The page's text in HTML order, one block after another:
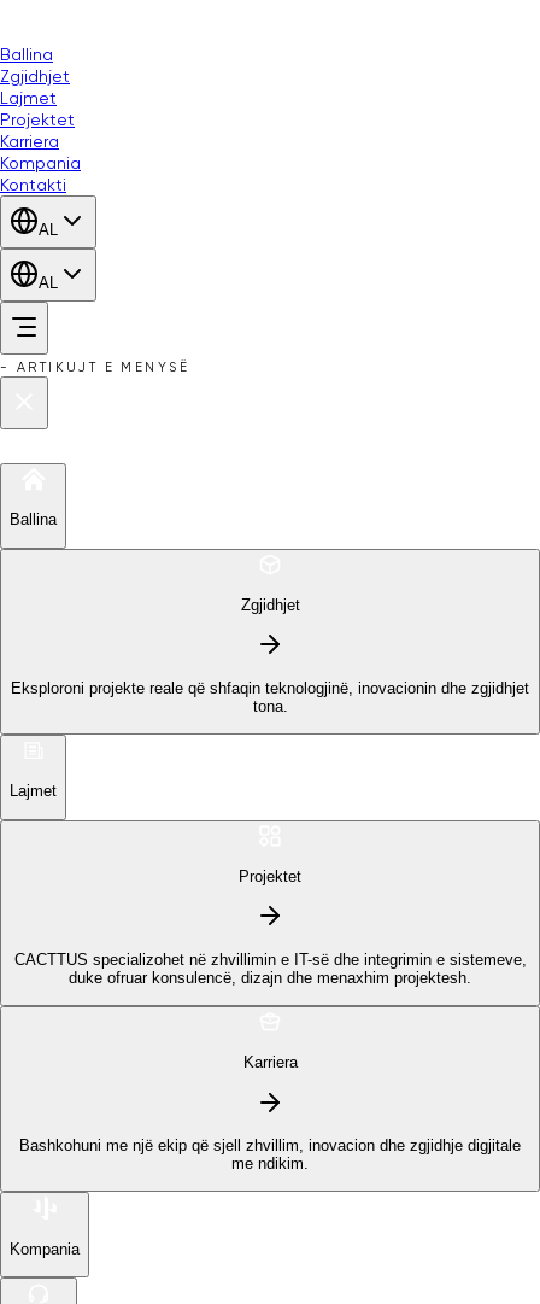
Ballina
Zgjidhjet
Lajmet
Projektet
Karriera
Kompania
Kontakti
AL
AL
- ARTIKUJT E MENYSË
Ballina
Zgjidhjet
Eksploroni projekte reale që shfaqin teknologjinë, inovacionin dhe zgjidhjet
tona.
Lajmet
Projektet
CACTTUS specializohet në zhvillimin e IT-së dhe integrimin e sistemeve,
duke ofruar konsulencë, dizajn dhe menaxhim projektesh.
Karriera
Bashkohuni me një ekip që sjell zhvillim, inovacion dhe zgjidhje digjitale
me ndikim.
Kompania